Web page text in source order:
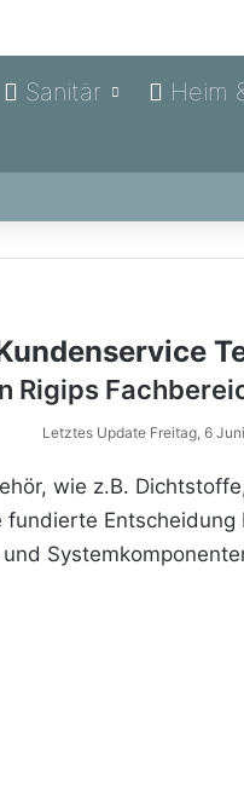
Sanitär Heim
Rigips
Letztes Update Freitag, 6
wie z.B.